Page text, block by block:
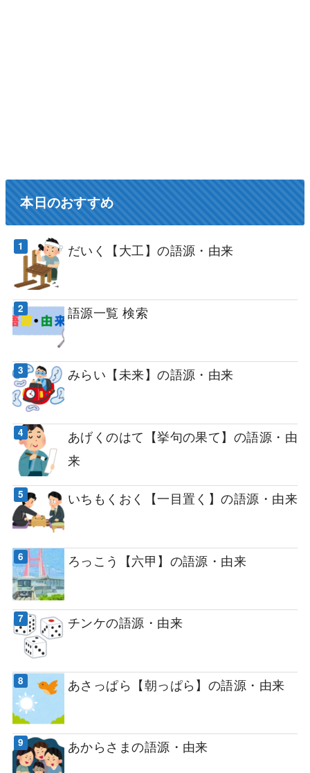
本日のおすすめ
だいく【大工】の語源・由来
語源一覧 検索
みらい【未来】の語源・由来
あげくのはて【挙句の果て】の語源・由
来
いちもくおく【一目置く】の語源・由来
ろっこう【六甲】の語源・由来
チンケの語源・由来
あさっぱら【朝っぱら】の語源・由来
あからさまの語源・由来